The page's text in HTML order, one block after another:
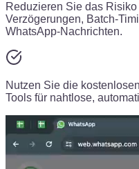
Reduzieren Sie das
Verzögerungen, Batch-
WhatsApp-Nachrichten.
Nutzen Sie die
Tools für nahtlose,